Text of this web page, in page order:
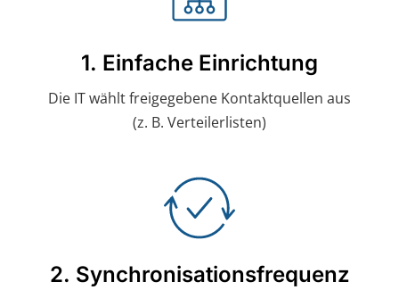
1. Einfache Einrichtung
Die IT wählt freigegebene Kontaktquellen aus
(z. B. Verteilerlisten)
2. Synchronisationsfrequenz